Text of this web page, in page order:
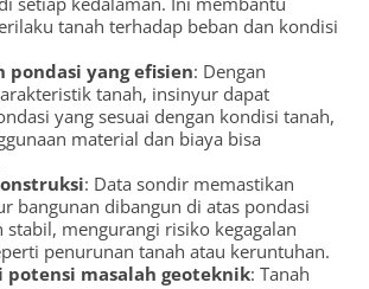
tanah terhadap beban dan kondisi
pondasi yang efisien: Dengan
tanah, insinyur dapat
yang sesuai dengan kondisi tanah,
material dan biaya bisa
: Data sondir memastikan
bangunan dibangun di atas pondasi
stabil, mengurangi risiko kegagalan
penurunan tanah atau keruntuhan.
potensi masalah geoteknik: Tanah